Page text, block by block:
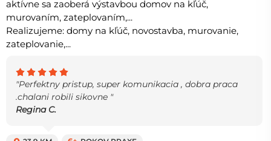
aktívne sa zaoberá výstavbou domov na kľúč,
murovaním, zateplovaním,...
Realizujeme: domy na kľúč, novostavba, murovanie,
zateplovanie,...
"Perfektny pristup, super komunikacia , dobra praca
.chalani robili sikovne "
Regina C.